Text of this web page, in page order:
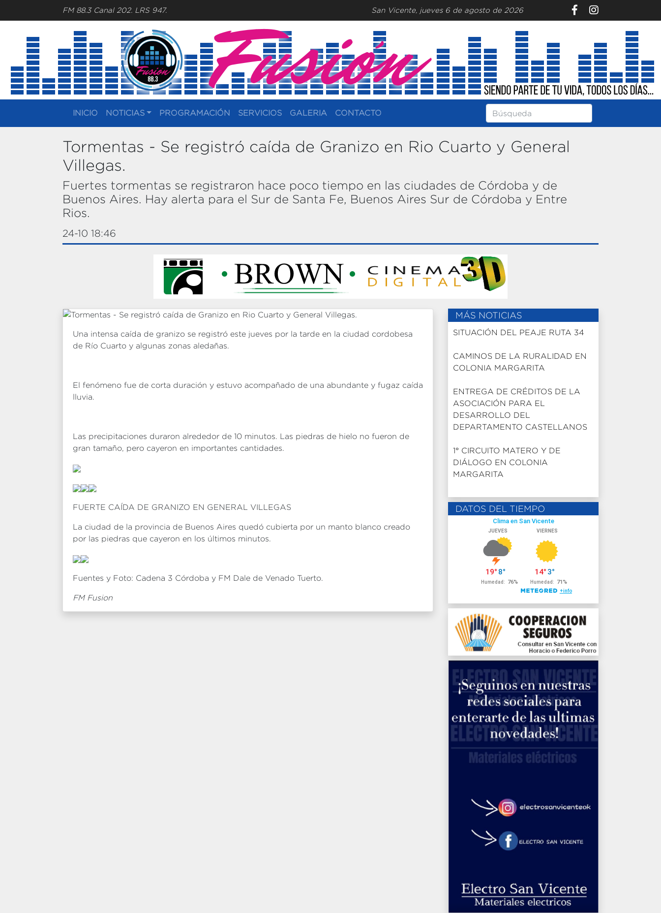
FM 88.3 Canal 202. LRS 947. San Vicente, jueves 6 de agosto de 2026
INICIO NOTICIAS PROGRAMACIÓN SERVICIOS GALERIA CONTACTO
Tormentas - Se registró caída de Granizo en Rio Cuarto y General
Villegas.
Fuertes tormentas se registraron hace poco tiempo en las ciudades de Córdoba y de
Buenos Aires. Hay alerta para el Sur de Santa Fe, Buenos Aires Sur de Córdoba y Entre
Rios.
24-10 18:46
Una intensa caída de granizo se registró este jueves por la tarde en la ciudad cordobesa
de Río Cuarto y algunas zonas aledañas.
El fenómeno fue de corta duración y estuvo acompañado de una abundante y fugaz caída
lluvia.
Las precipitaciones duraron alrededor de 10 minutos. Las piedras de hielo no fueron de
gran tamaño, pero cayeron en importantes cantidades.
FUERTE CAÍDA DE GRANIZO EN GENERAL VILLEGAS
La ciudad de la provincia de Buenos Aires quedó cubierta por un manto blanco creado
por las piedras que cayeron en los últimos minutos.
Fuentes y Foto: Cadena 3 Córdoba y FM Dale de Venado Tuerto.
FM Fusion
MÁS NOTICIAS
SITUACIÓN DEL PEAJE RUTA 34
CAMINOS DE LA RURALIDAD EN
COLONIA MARGARITA
ENTREGA DE CRÉDITOS DE LA
ASOCIACIÓN PARA EL
DESARROLLO DEL
DEPARTAMENTO CASTELLANOS
1° CIRCUITO MATERO Y DE
DIÁLOGO EN COLONIA
MARGARITA
DATOS DEL TIEMPO